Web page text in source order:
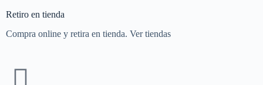
Retiro en tienda
Compra online y retira en tienda. Ver tiendas